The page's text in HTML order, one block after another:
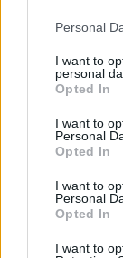
Personal
I want to
personal
Opted In
I want to
Personal
Opted In
I want to
Personal
Opted In
I want to